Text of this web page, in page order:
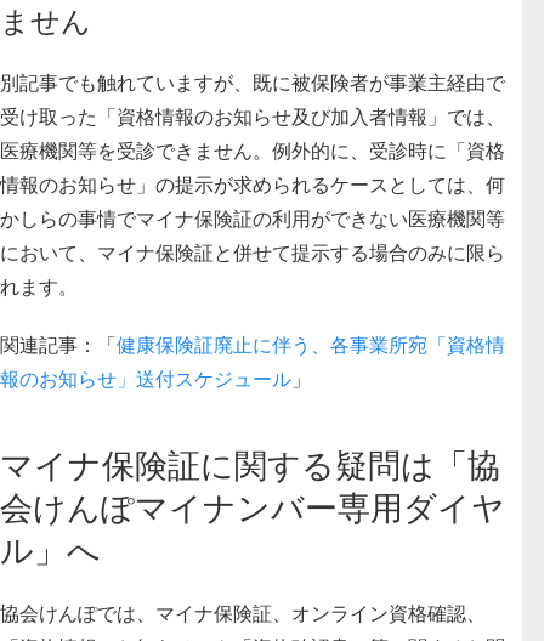
ません
別記事でも触れていますが、既に被保険者が事業主経由で
受け取った「資格情報のお知らせ及び加入者情報」では、
医療機関等を受診できません。 例外的に、受診時に「資格
情報のお知らせ」の提示が求められるケースとしては、何
かしらの事情でマイナ保険証の利用ができない医療機関等
において、マイナ保険証と併せて提示する場合のみに限ら
れます。
関連記事：「健康保険証廃止に伴う、各事業所宛「資格情
報のお知らせ」送付スケジュール 」
マイナ保険証に関する疑問は「協
会けんぽマイナンバー専用ダイヤ
ル」へ
協会けんぽでは、マイナ保険証、オンライン資格確認、